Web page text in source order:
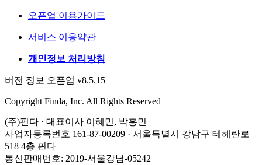
오픈업 이용가이드
서비스 이용약관
개인정보 처리방침
버전 정보 오픈업 v8.5.15
Copyright Finda, Inc. All Rights Reserved
(주)핀다 · 대표이사 이혜민, 박홍민
사업자등록번호 161-87-00209 · 서울특별시 강남구 테헤란로
518 4층 핀다
통신판매번호: 2019-서울강남-05242